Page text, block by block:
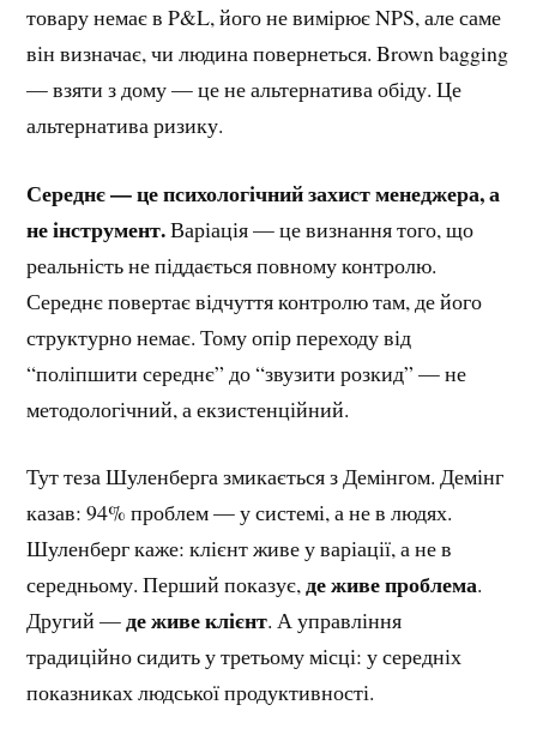
товару немає в P&L, його не вимірює NPS, але саме
він визначає, чи людина повернеться. Brown bagging
— взяти з дому — це не альтернатива обіду. Це
альтернатива ризику.
Середнє — це психологічний захист менеджера, а
не інструмент.Варіація — це визнання того, що
реальність не піддається повному контролю.
Середнє повертає відчуття контролю там, де його
структурно немає. Тому опір переходу від
“поліпшити середнє” до “звузити розкид” — не
методологічний, а екзистенційний.
Тут теза Шуленберга змикається з Демінгом. Демінг
казав: 94% проблем — у системі, а не в людях.
Шуленберг каже: клієнт живе у варіації, а не в
середньому. Перший показує,де живе проблема.
Другий —де живе клієнт. А управління
традиційно сидить у третьому місці: у середніх
показниках людської продуктивності.